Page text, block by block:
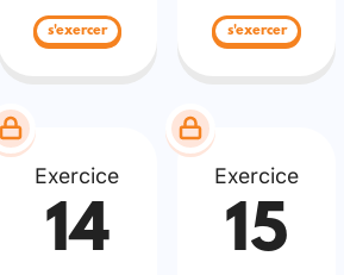
s'exercer s'exercer
Exercice
14
Exercice
15